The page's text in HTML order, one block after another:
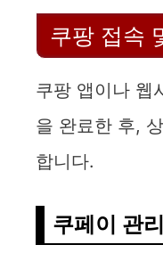
쿠팡 접속
쿠팡 앱이나 웹
을 완료한 후,
합니다.
쿠페이 관